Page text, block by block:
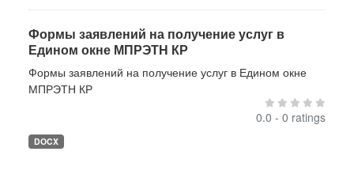
Формы заявлений на получение услуг в
Едином окне МПРЭТН КР
Формы заявлений на получение услуг в Едином окне
МПРЭТН КР
0.0 - 0 ratings
DOCX